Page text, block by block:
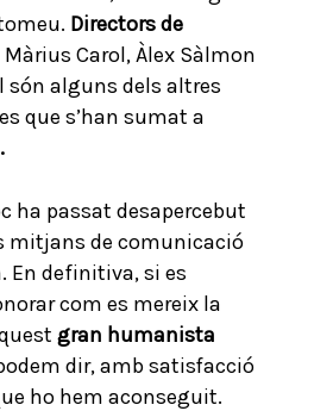
Directors de
Carol, Àlex Sàlmon
són alguns dels altres
que s’han sumat a
.
ha passat desapercebut
mitjans de comunicació
En definitiva, si es
com es mereix la
gran humanista
dir, amb satisfacció
ho hem aconseguit.